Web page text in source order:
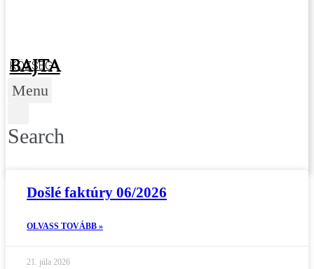
BAJTA
KÖZSÉG
Menu
Search
Došlé faktúry 06/2026
OLVASS TOVÁBB »
21. júla 2026